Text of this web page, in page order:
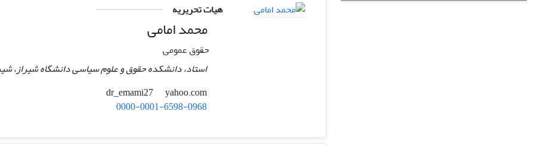
هیات تحریریه
محمد امامی
حقوق عمومی
استاد، دانشکده حقوق و علوم سیاسی دانشگاه شیراز،
yahoo.com
0000-0001-6598-0968